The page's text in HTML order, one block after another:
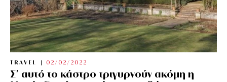
TRAVEL 02/02/2022
Σ’ αυτό το κάστρο τριγυρνούν ακόμη η